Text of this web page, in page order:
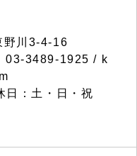
川3-4-16
03-3489-1925 / k
：土・日・祝